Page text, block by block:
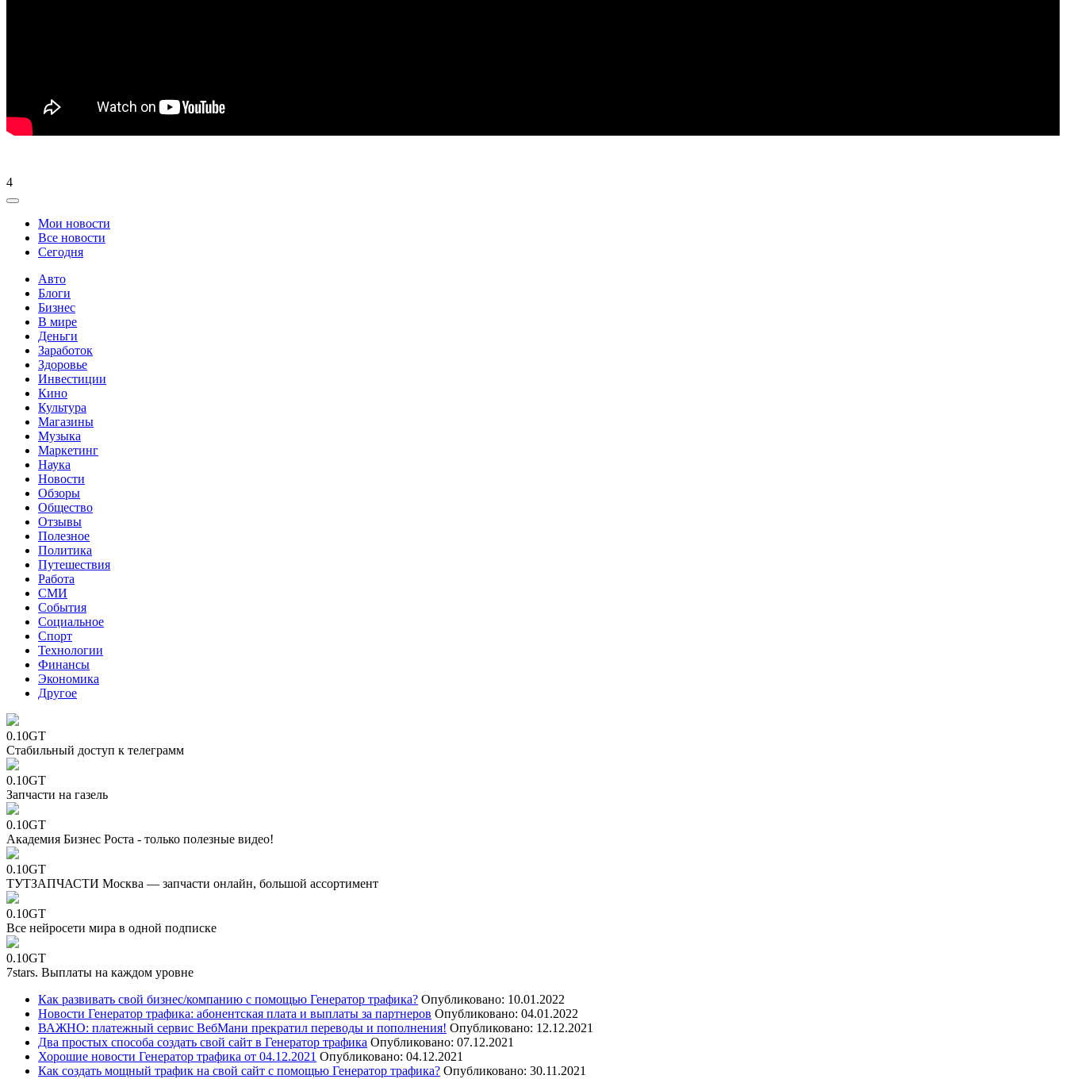
4
Мои новости
Все новости
Сегодня
Авто
Блоги
Бизнес
В мире
Деньги
Заработок
Здоровье
Инвестиции
Кино
Культура
Магазины
Музыка
Маркетинг
Наука
Новости
Обзоры
Общество
Отзывы
Полезное
Политика
Путешествия
Работа
СМИ
События
Социальное
Спорт
Технологии
Финансы
Экономика
Другое
0.10GT
Стабильный доступ к телеграмм
0.10GT
Запчасти на газель
0.10GT
Академия Бизнес Роста - только полезные видео!
0.10GT
ТУТЗАПЧАСТИ Москва — запчасти онлайн, большой ассортимент
0.10GT
Все нейросети мира в одной подписке
0.10GT
7stars. Выплаты на каждом уровне
Как развивать свой бизнес/компанию с помощью Генератор трафика? Опубликовано: 10.01.2022
Новости Генератор трафика: абонентская плата и выплаты за партнеров Опубликовано: 04.01.2022
ВАЖНО: платежный сервис ВебМани прекратил переводы и пополнения! Опубликовано: 12.12.2021
Два простых способа создать свой сайт в Генератор трафика Опубликовано: 07.12.2021
Хорошие новости Генератор трафика от 04.12.2021 Опубликовано: 04.12.2021
Как создать мощный трафик на свой сайт с помощью Генератор трафика? Опубликовано: 30.11.2021